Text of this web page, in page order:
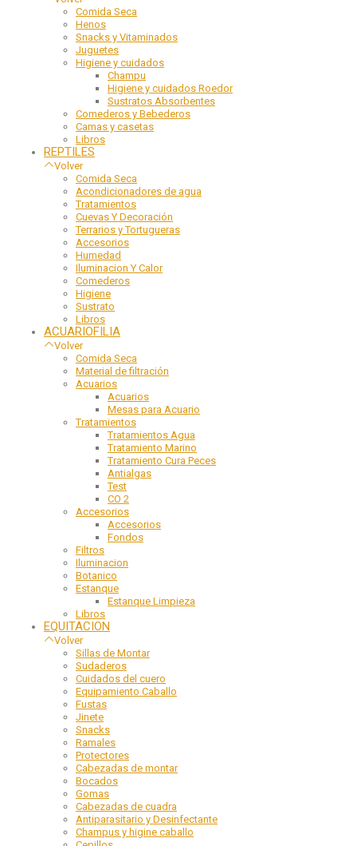
Comida Seca
Henos
Snacks y Vitaminados
Juguetes
Higiene y cuidados
Champu
Higiene y cuidados Roedor
Sustratos Absorbentes
Comederos y Bebederos
Camas y casetas
Libros
REPTILES
Volver
Comida Seca
Acondicionadores de agua
Tratamientos
Cuevas Y Decoración
Terrarios y Tortugueras
Accesorios
Humedad
Iluminacion Y Calor
Comederos
Higiene
Sustrato
Libros
ACUARIOFILIA
Volver
Comida Seca
Material de filtración
Acuarios
Acuarios
Mesas para Acuario
Tratamientos
Tratamientos Agua
Tratamiento Marino
Tratamiento Cura Peces
Antialgas
Test
CO 2
Accesorios
Accesorios
Fondos
Filtros
Iluminacion
Botanico
Estanque
Estanque Limpieza
Libros
EQUITACION
Volver
Sillas de Montar
Sudaderos
Cuidados del cuero
Equipamiento Caballo
Fustas
Jinete
Snacks
Ramales
Protectores
Cabezadas de montar
Bocados
Gomas
Cabezadas de cuadra
Antiparasitario y Desinfectante
Champus y higine caballo